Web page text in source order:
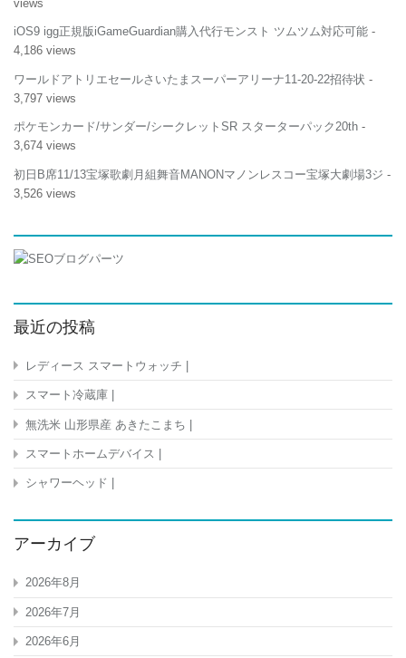
views
iOS9 igg正規版iGameGuardian購入代行モンスト ツムツム対応可能 -
4,186 views
ワールドアトリエセールさいたまスーパーアリーナ11-20-22招待状 -
3,797 views
ポケモンカード/サンダー/シークレットSR スターターパック20th -
3,674 views
初日B席11/13宝塚歌劇月組舞音MANONマノンレスコー宝塚大劇場3ジ -
3,526 views
最近の投稿
レディース スマートウォッチ |
スマート冷蔵庫 |
無洗米 山形県産 あきたこまち |
スマートホームデバイス |
シャワーヘッド |
アーカイブ
2026年8月
2026年7月
2026年6月